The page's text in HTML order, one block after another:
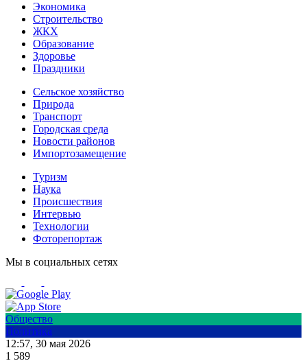
Экономика
Строительство
ЖКХ
Образование
Здоровье
Праздники
Сельское хозяйство
Природа
Транспорт
Городская среда
Новости районов
Импортозамещение
Туризм
Наука
Происшествия
Интервью
Технологии
Фоторепортаж
Мы в социальных сетях
Общество
Политика
12:57, 30 мая 2026
1 589